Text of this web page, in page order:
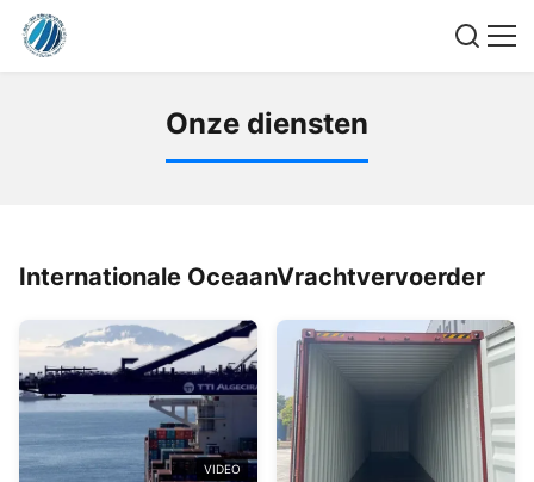
Onze diensten
Internationale OceaanVrachtvervoerder
VIDEO